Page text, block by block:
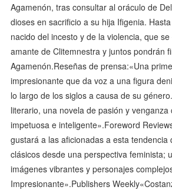
Agamenón, tras consultar al oráculo de
dioses en sacrificio a su hija Ifigenia.
nacido del incesto y de la violencia, que
amante de Clitemnestra y juntos pondrán
Agamenón.Reseñas de prensa:«Una
impresionante que da voz a una figura
lo largo de los siglos a causa de su
literario, una novela de pasión y
impetuosa e inteligente».Foreword
gustará a las aficionadas a esta tendencia
clásicos desde una perspectiva feminista;
imágenes vibrantes y personajes
Impresionante».Publishers